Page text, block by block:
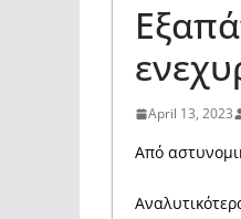
April 13, 2023
Από